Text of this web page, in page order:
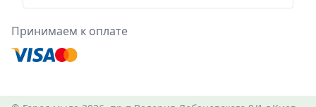
Принимаем к оплате